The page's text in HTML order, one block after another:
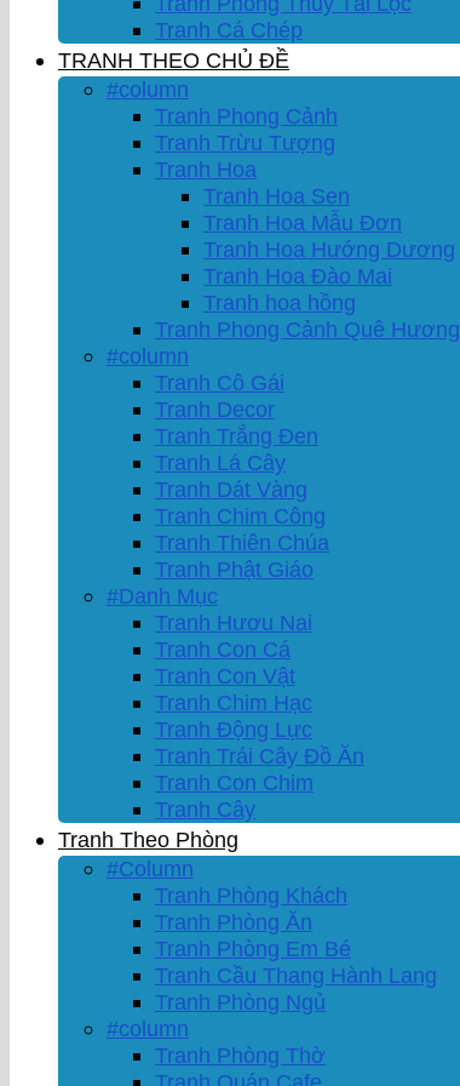
Tranh Cá Chép
TRANH THEO CHỦ ĐỀ
#column
Tranh Phong Cảnh
Tranh Trừu Tượng
Tranh Hoa
Tranh Hoa Sen
Tranh Hoa Mẫu Đơn
Tranh Hoa Hướng Dương
Tranh Hoa Đào Mai
Tranh hoa hồng
Tranh Phong Cảnh Quê Hương
#column
Tranh Cô Gái
Tranh Decor
Tranh Trắng Đen
Tranh Lá Cây
Tranh Dát Vàng
Tranh Chim Công
Tranh Thiên Chúa
Tranh Phật Giáo
#Danh Mục
Tranh Hươu Nai
Tranh Con Cá
Tranh Con Vật
Tranh Chim Hạc
Tranh Động Lực
Tranh Trái Cây Đồ Ăn
Tranh Con Chim
Tranh Cây
Tranh Theo Phòng
#Column
Tranh Phòng Khách
Tranh Phòng Ăn
Tranh Phòng Em Bé
Tranh Cầu Thang Hành Lang
Tranh Phòng Ngủ
#column
Tranh Phòng Thờ